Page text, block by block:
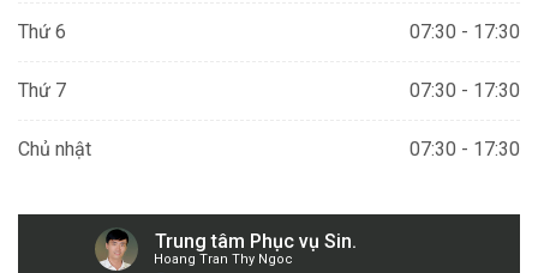
Thứ 6 07:30 - 17:30
Thứ 7 07:30 - 17:30
Chủ nhật 07:30 - 17:30